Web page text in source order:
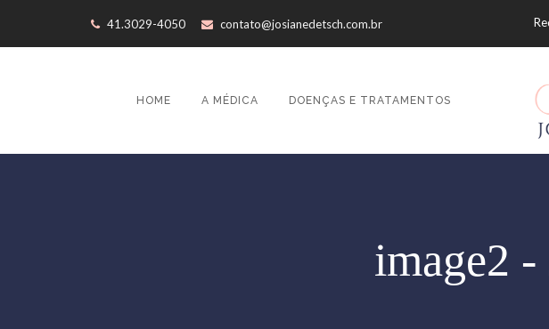
41.3029-4050 contato@josianedetsch.com.br
HOME A MÉDICA DOENÇAS E TRATAMENTOS
image2 -